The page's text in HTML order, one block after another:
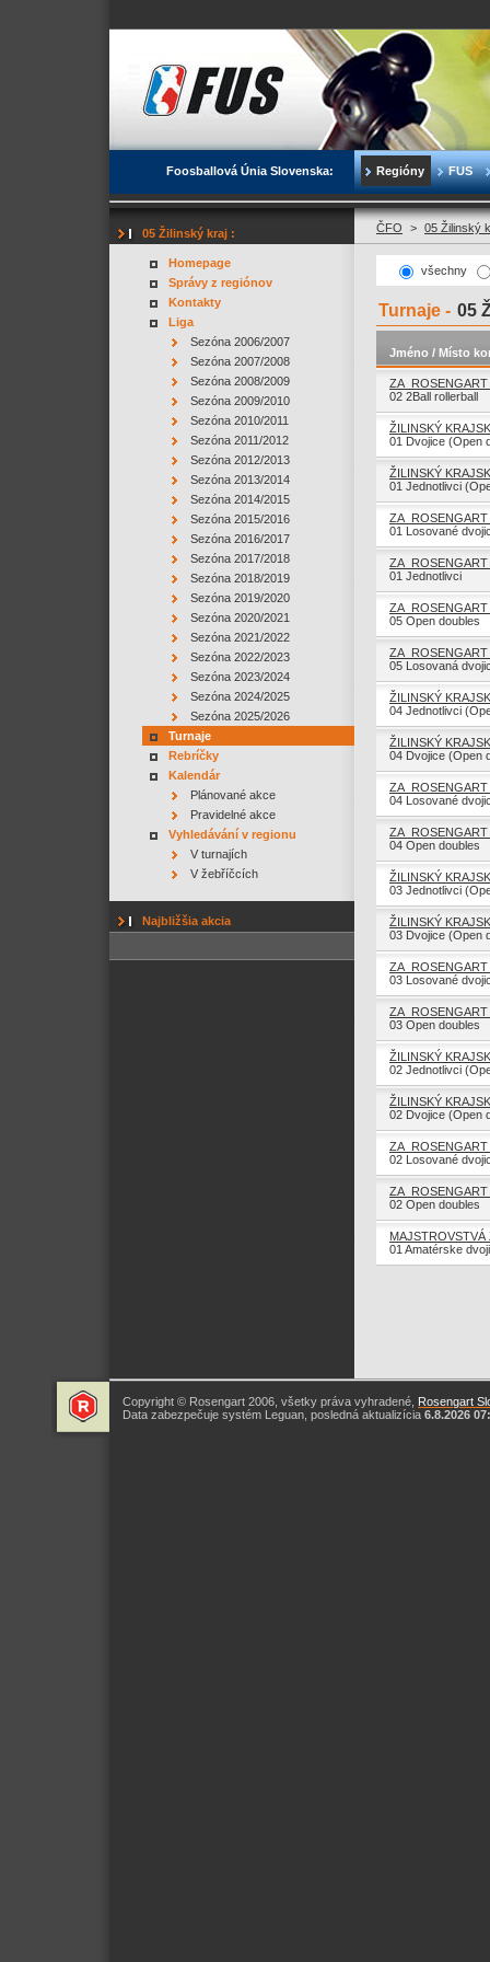
Foosballová Únia Slovenska: Regióny FUS
05 Žilinský kraj :
Homepage
Správy z regiónov
Kontakty
Liga
Sezóna 2006/2007
Sezóna 2007/2008
Sezóna 2008/2009
Sezóna 2009/2010
Sezóna 2010/2011
Sezóna 2011/2012
Sezóna 2012/2013
Sezóna 2013/2014
Sezóna 2014/2015
Sezóna 2015/2016
Sezóna 2016/2017
Sezóna 2017/2018
Sezóna 2018/2019
Sezóna 2019/2020
Sezóna 2020/2021
Sezóna 2021/2022
Sezóna 2022/2023
Sezóna 2023/2024
Sezóna 2024/2025
Sezóna 2025/2026
Turnaje
Rebríčky
Kalendár
Plánované akce
Pravidelné akce
Vyhledávání v regionu
V turnajích
V žebříčcích
Najbližšia akcia
ČFO > 05 Žilinský
všechny
Turnaje - 05
Jméno / Místo
02 2Ball rollerball
ŽILINSKÝ
01 Dvojice (Open
ŽILINSKÝ
01 Jednotlivci
01 Losované
01 Jednotlivci
05 Open doubles
05 Losovaná
ŽILINSKÝ
04 Jednotlivci
ŽILINSKÝ
04 Dvojice (Open
04 Losované
04 Open doubles
ŽILINSKÝ
03 Jednotlivci
ŽILINSKÝ
03 Dvojice (Open
03 Losované
03 Open doubles
ŽILINSKÝ
02 Jednotlivci
ŽILINSKÝ
02 Dvojice (Open
02 Losované
02 Open doubles
MAJSTROVSTVÁ
01 Amatérske
Copyright © Rosengart 2006, všetky práva vyhradené, Rosengart
Data zabezpečuje systém Leguan, posledná aktualizícia 6.8.2026